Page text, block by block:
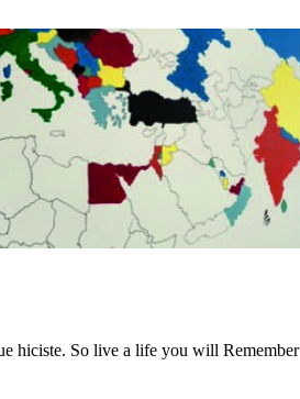
hiciste. So live a life you will Remember